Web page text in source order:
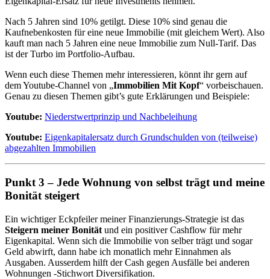
Nach 5 Jahren sind 10% getilgt. Diese 10% sind genau die
Kaufnebenkosten für eine neue Immobilie (mit gleichem Wert). Also
kauft man nach 5 Jahren eine neue Immobilie zum Null-Tarif. Das
ist der Turbo im Portfolio-Aufbau.
Wenn euch diese Themen mehr interessieren, könnt ihr gern auf
dem Youtube-Channel von „Immobilien Mit Kopf“ vorbeischauen.
Genau zu diesen Themen gibt’s gute Erklärungen und Beispiele:
Youtube: Niederstwertprinzip und Nachbeleihung
Youtube: Eigenkapitalersatz durch Grundschulden von (teilweise)
abgezahlten Immobilien
Punkt 3 – Jede Wohnung von selbst trägt und meine
Bonität steigert
Ein wichtiger Eckpfeiler meiner Finanzierungs-Strategie ist das
Steigern meiner Bonität und ein positiver Cashflow für mehr
Eigenkapital. Wenn sich die Immobilie von selber trägt und sogar
Geld abwirft, dann habe ich monatlich mehr Einnahmen als
Ausgaben. Ausserdem hilft der Cash gegen Ausfälle bei anderen
Wohnungen -Stichwort Diversifikation.